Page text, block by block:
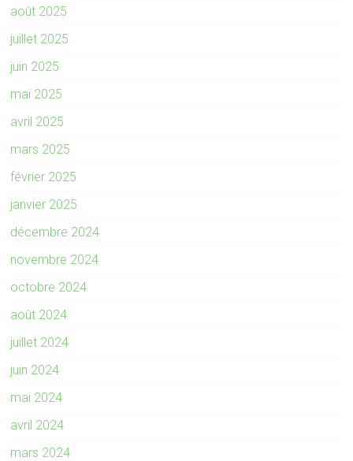
août 2025
juillet 2025
juin 2025
mai 2025
avril 2025
mars 2025
février 2025
janvier 2025
décembre 2024
novembre 2024
octobre 2024
août 2024
juillet 2024
juin 2024
mai 2024
avril 2024
mars 2024